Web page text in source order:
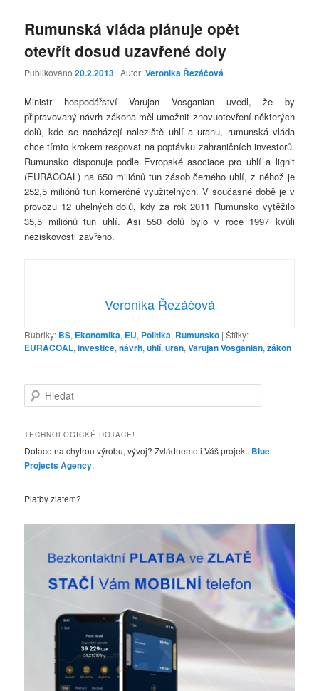
Rumunská vláda plánuje opět
otevřít dosud uzavřené doly
Publikováno20.2.2013 | Autor:Veronika Řezáčová
Ministr hospodářství Varujan Vosganian uvedl, že by
připravovaný návrh zákona měl umožnit znovuotevření některých
dolů, kde se nacházejí naleziště uhlí a uranu, rumunská vláda
chce tímto krokem reagovat na poptávku zahraničních investorů.
Rumunsko disponuje podle Evropské asociace pro uhlí a lignit
(EURACOAL) na 650 miliónů tun zásob černého uhlí, z něhož je
252,5 miliónů tun komerčně využitelných. V současné době je v
provozu 12 uhelných dolů, kdy za rok 2011 Rumunsko vytěžilo
35,5 miliónů tun uhlí. Asi 550 dolů bylo v roce 1997 kvůli
neziskovosti zavřeno.
Veronika Řezáčová
Rubriky: BS, Ekonomika, EU, Politika, Rumunsko |Štítky:
EURACOAL,investice,návrh,uhlí,uran,Varujan Vosganian,zákon
l
d
t
TECHNOLOGICKÉ DOTACE!
Dotace na chytrou výrobu, vývoj? Zvládneme i Váš projekt. Blue
Projects Agency.
Platby zlatem?